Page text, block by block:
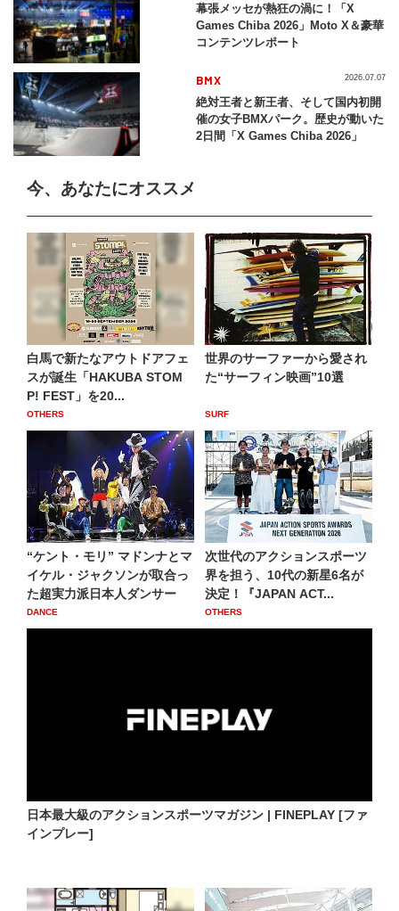
幕張メッセが熱狂の渦に！「X
Games Chiba 2026」Moto X＆豪華
コンテンツレポート
BMX
絶対王者と新王者、そして国内初開
催の女子BMXパーク。歴史が動いた
2日間「X Games Chiba 2026」
2026.07.07
今、あなたにオススメ
白馬で新たなアウトドアフェ
スが誕生「HAKUBA STOM
P! FEST」を20...
OTHERS
世界のサーファーから愛され
た“サーフィン映画”10選
SURF
“ケント・モリ” マドンナとマ
イケル・ジャクソンが取合っ
た超実力派日本人ダンサー
DANCE
次世代のアクションスポーツ
界を担う、10代の新星6名が
決定！『JAPAN ACT...
OTHERS
日本最大級のアクションスポーツマガジン | FINEPLAY [ファ
インプレー]